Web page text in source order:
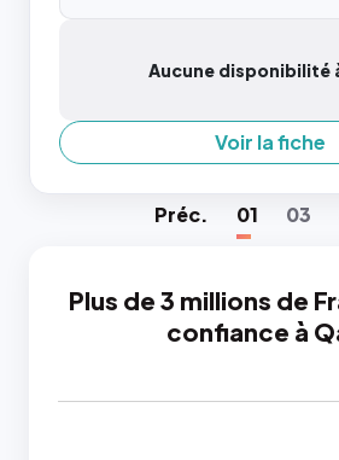
Aucune disponibilité
Voir la fiche
Préc. 01 03
Plus de 3 millions de
confiance à